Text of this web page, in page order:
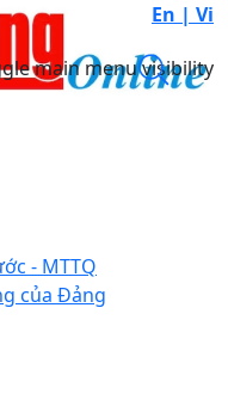
En | Vi
main menu visibility
- MTTQ
của Đảng